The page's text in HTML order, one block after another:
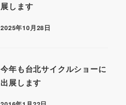
展します
2025年10月28日
今年も台北サイクルショーに
出展します